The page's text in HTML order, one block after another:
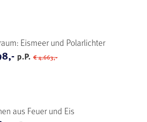
Eismeer und Polarlichter
p.P. € 4.663,-
aus Feuer und Eis